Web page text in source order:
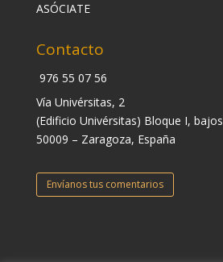
ASÓCIATE
Contacto
976 55 07 56
Vía Univérsitas, 2
(Edificio Univérsitas) Bloque I, bajos
50009 – Zaragoza, España
Envíanos tus comentarios